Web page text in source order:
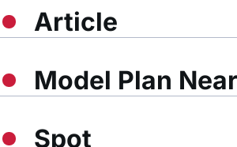
Article
Model Plan
Spot